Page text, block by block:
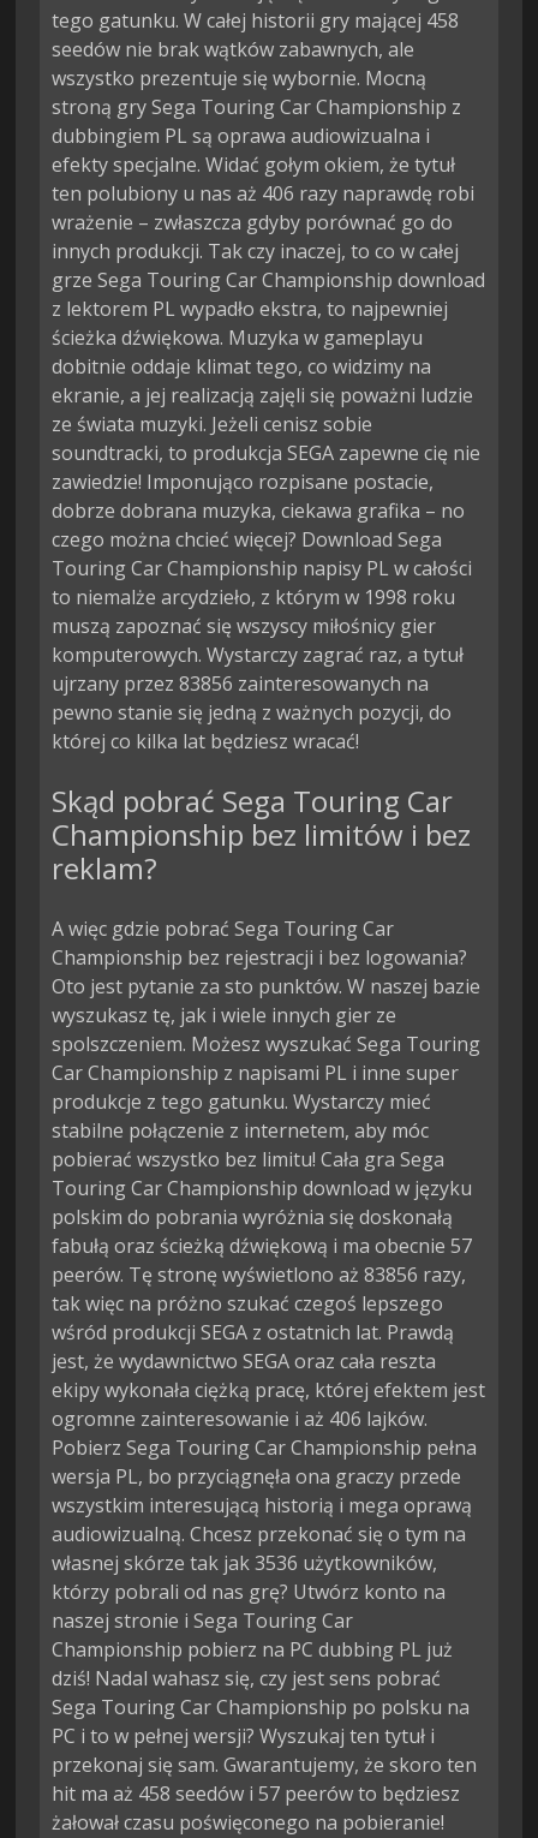
tego gatunku. W całej historii gry mającej 458
seedów nie brak wątków zabawnych, ale
wszystko prezentuje się wybornie. Mocną
stroną gry Sega Touring Car Championship z
dubbingiem PL są oprawa audiowizualna i
efekty specjalne. Widać gołym okiem, że tytuł
ten polubiony u nas aż 406 razy naprawdę robi
wrażenie – zwłaszcza gdyby porównać go do
innych produkcji. Tak czy inaczej, to co w całej
grze Sega Touring Car Championship download
z lektorem PL wypadło ekstra, to najpewniej
ścieżka dźwiękowa. Muzyka w gameplayu
dobitnie oddaje klimat tego, co widzimy na
ekranie, a jej realizacją zajęli się poważni ludzie
ze świata muzyki. Jeżeli cenisz sobie
soundtracki, to produkcja SEGA zapewne cię nie
zawiedzie! Imponująco rozpisane postacie,
dobrze dobrana muzyka, ciekawa grafika – no
czego można chcieć więcej? Download Sega
Touring Car Championship napisy PL w całości
to niemalże arcydzieło, z którym w 1998 roku
muszą zapoznać się wszyscy miłośnicy gier
komputerowych. Wystarczy zagrać raz, a tytuł
ujrzany przez 83856 zainteresowanych na
pewno stanie się jedną z ważnych pozycji, do
której co kilka lat będziesz wracać!
Skąd pobrać Sega Touring Car
Championship bez limitów i bez
reklam?
A więc gdzie pobrać Sega Touring Car
Championship bez rejestracji i bez logowania?
Oto jest pytanie za sto punktów. W naszej bazie
wyszukasz tę, jak i wiele innych gier ze
spolszczeniem. Możesz wyszukać Sega Touring
Car Championship z napisami PL i inne super
produkcje z tego gatunku. Wystarczy mieć
stabilne połączenie z internetem, aby móc
pobierać wszystko bez limitu! Cała gra Sega
Touring Car Championship download w języku
polskim do pobrania wyróżnia się doskonałą
fabułą oraz ścieżką dźwiękową i ma obecnie 57
peerów. Tę stronę wyświetlono aż 83856 razy,
tak więc na próżno szukać czegoś lepszego
wśród produkcji SEGA z ostatnich lat. Prawdą
jest, że wydawnictwo SEGA oraz cała reszta
ekipy wykonała ciężką pracę, której efektem jest
ogromne zainteresowanie i aż 406 lajków.
Pobierz Sega Touring Car Championship pełna
wersja PL, bo przyciągnęła ona graczy przede
wszystkim interesującą historią i mega oprawą
audiowizualną. Chcesz przekonać się o tym na
własnej skórze tak jak 3536 użytkowników,
którzy pobrali od nas grę? Utwórz konto na
naszej stronie i Sega Touring Car
Championship pobierz na PC dubbing PL już
dziś! Nadal wahasz się, czy jest sens pobrać
Sega Touring Car Championship po polsku na
PC i to w pełnej wersji? Wyszukaj ten tytuł i
przekonaj się sam. Gwarantujemy, że skoro ten
hit ma aż 458 seedów i 57 peerów to będziesz
żałował czasu poświęconego na pobieranie!